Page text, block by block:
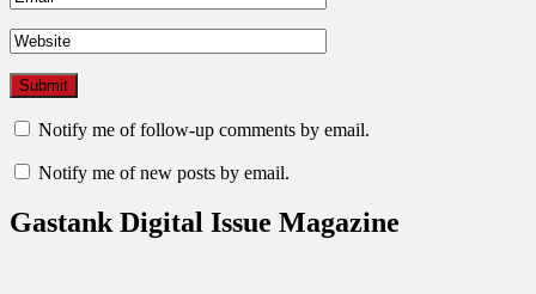
Notify me of follow-up comments by email.
Notify me of new posts by email.
Gastank Digital Issue Magazine